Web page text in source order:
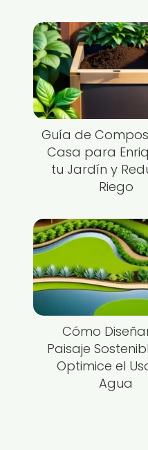
Guía de
Casa para
tu Jardín y
Riego
Cómo
Paisaje
Optimice el
Agua